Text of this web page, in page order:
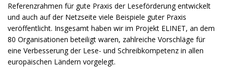
Referenzrahmen für gute Praxis der Leseförderung entwickelt
und auch auf der Netzseite viele Beispiele guter Praxis
veröffentlicht. Insgesamt haben wir im Projekt ELINET, an dem
80 Organisationen beteiligt waren, zahlreiche Vorschläge für
eine Verbesserung der Lese- und Schreibkompetenz in allen
europäischen Ländern vorgelegt.